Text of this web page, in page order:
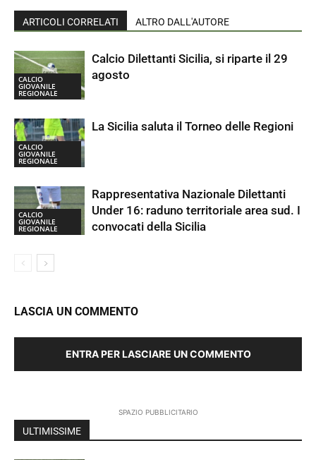
ARTICOLI CORRELATI ALTRO DALL'AUTORE
CALCIO
GIOVANILE
REGIONALE
Calcio Dilettanti Sicilia, si riparte il 29
agosto
CALCIO
GIOVANILE
REGIONALE
La Sicilia saluta il Torneo delle Regioni
CALCIO
GIOVANILE
REGIONALE
Rappresentativa Nazionale Dilettanti
Under 16: raduno territoriale area sud. I
convocati della Sicilia
LASCIA UN COMMENTO
ENTRA PER LASCIARE UN COMMENTO
SPAZIO PUBBLICITARIO
ULTIMISSIME